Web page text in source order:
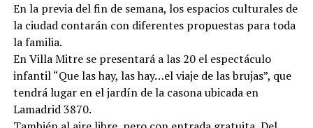
En la previa del fin de semana, los espacios culturales de
la ciudad contarán con diferentes propuestas para toda
la familia.
En Villa Mitre se presentará a las 20 el espectáculo
infantil “Que las hay, las hay…el viaje de las brujas”, que
tendrá lugar en el jardín de la casona ubicada en
Lamadrid 3870.